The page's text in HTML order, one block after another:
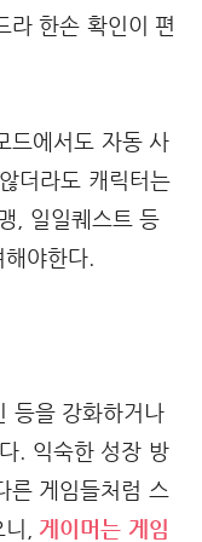
라 한손 확인이 편
드에서도 자동 사
더라도 캐릭터는
, 일일퀘스트 등
야한다.
등을 강화하거나
. 익숙한 성장 방
른 게임들처럼 스
, 게이머는 게임